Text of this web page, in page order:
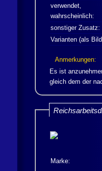
verwendet,
wahrscheinlich:
sonstiger Zusatz:
Varianten (als
Anmerkungen:
Es ist
gleich dem der
Marke: